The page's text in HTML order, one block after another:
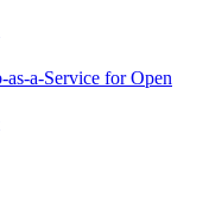
a-Service for Open